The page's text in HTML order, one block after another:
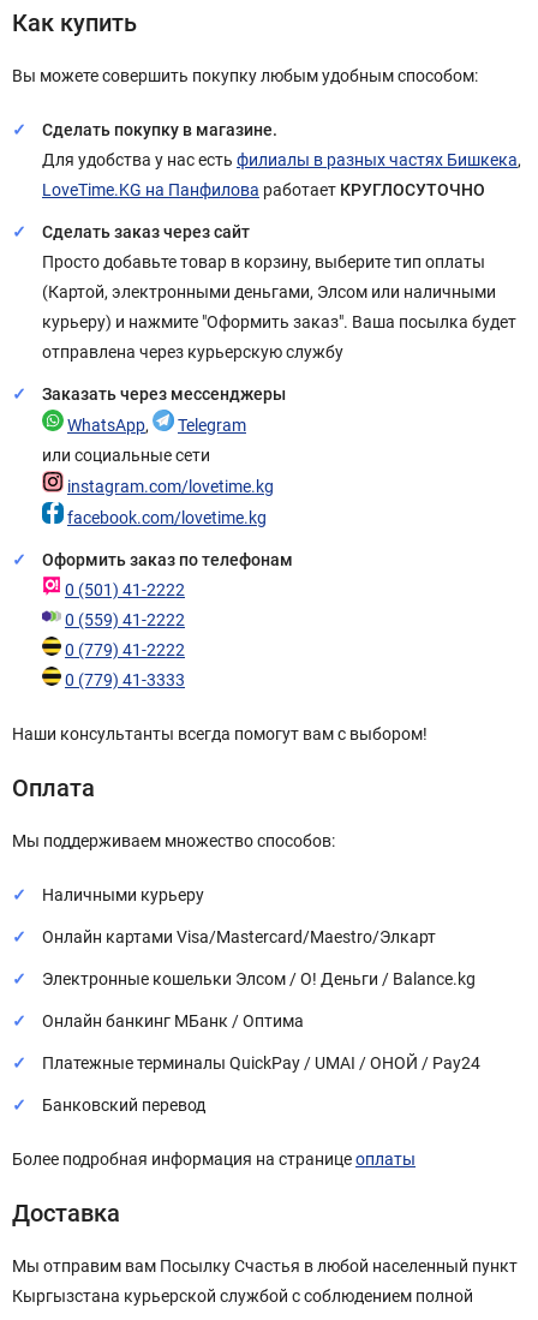
Как купить
Вы можете совершить покупку любым удобным способом:
Сделать покупку в магазине.
Для удобства у нас есть филиалы в разных частях Бишкека,
LoveTime.KG на Панфилова работает КРУГЛОСУТОЧНО
Сделать заказ через сайт
Просто добавьте товар в корзину, выберите тип оплаты
(Картой, электронными деньгами, Элсом или наличными
курьеру) и нажмите "Оформить заказ". Ваша посылка будет
отправлена через курьерскую службу
Заказать через мессенджеры
WhatsApp,
Telegram
или социальные сети
instagram.com/lovetime.kg
facebook.com/lovetime.kg
Оформить заказ по телефонам
0 (501) 41-2222
0 (559) 41-2222
0 (779) 41-2222
0 (779) 41-3333
Наши консультанты всегда помогут вам с выбором!
Оплата
Мы поддерживаем множество способов:
Наличными курьеру
Онлайн картами Visa/Mastercard/Maestro/Элкарт
Электронные кошельки Элсом / О! Деньги / Balance.kg
Онлайн банкинг МБанк / Оптима
Платежные терминалы QuickPay / UMAI / ОНОЙ / Pay24
Банковский перевод
Более подробная информация на страницеоплаты
Доставка
Мы отправим вам Посылку Счастья в любой населенный пункт
Кыргызстана курьерской службой с соблюдением полной